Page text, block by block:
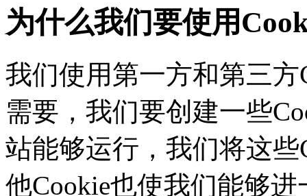
为什么我们要使用
我们使用第一方和第三
需要，我们要创建一
站能够运行，我们将这
他Cookie也使我们能够进